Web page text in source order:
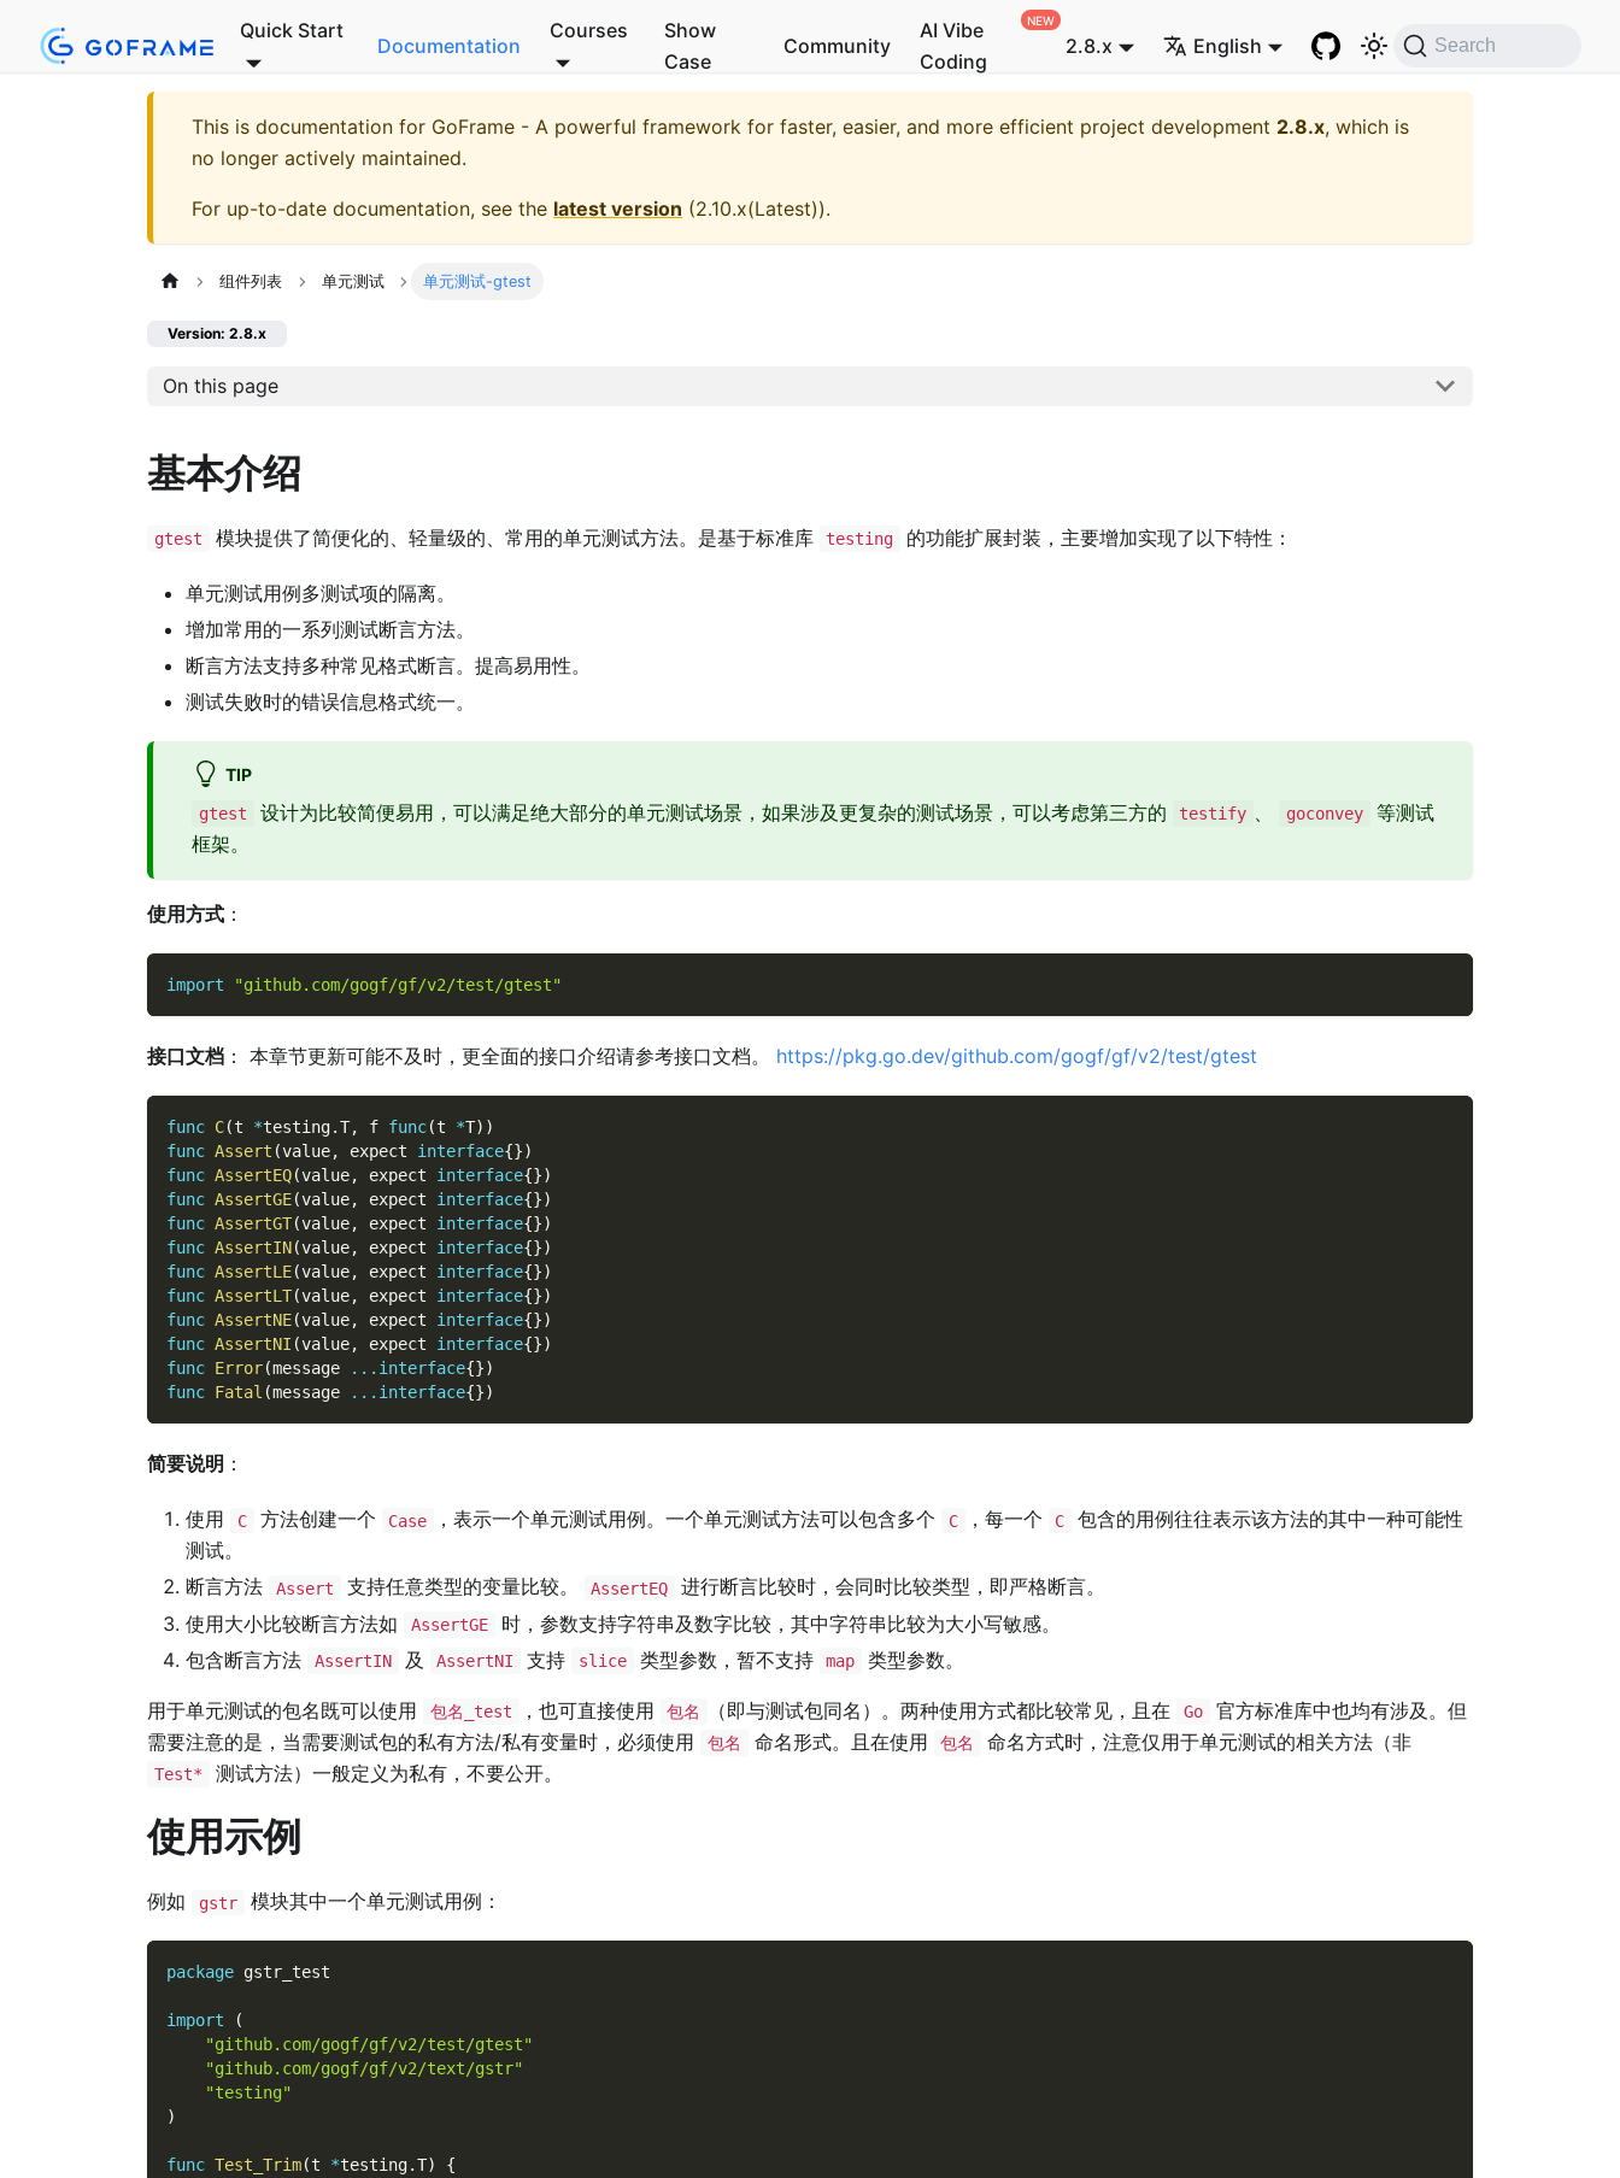
Quick Start
Documentation
Courses
Show
Case
Community
AI Vibe
Coding
2.8.x English Search
This is documentation for GoFrame - A powerful framework for faster, easier, and more efficient project development 2.8.x, which is
no longer actively maintained.
For up-to-date documentation, see the latest version (2.10.x(Latest)).
组件列表 单元测试 单元测试-gtest
Version: 2.8.x
On this page
基本介绍
gtest 模块提供了简便化的、轻量级的、常用的单元测试方法。是基于标准库 testing 的功能扩展封装，主要增加实现了以下特性：
单元测试用例多测试项的隔离。
增加常用的一系列测试断言方法。
断言方法支持多种常见格式断言。提高易用性。
测试失败时的错误信息格式统一。
TIP
gtest 设计为比较简便易用，可以满足绝大部分的单元测试场景，如果涉及更复杂的测试场景，可以考虑第三方的 testify 、 goconvey
等测试
框架。
使用方式 ：
import "github.com/gogf/gf/v2/test/gtest"
接口文档 ： 本章节更新可能不及时，更全面的接口介绍请参考接口文档。 https://pkg.go.dev/github.com/gogf/gf/v2/test/gtest
func C(t *testing.T, f func(t *T) )
func Assert (value, expect interface{})
func AssertEQ(value, expect interface{})
func AssertGE(value, expect interface{})
func AssertGT(value, expect interface{})
func AssertIN(value, expect interface{})
func AssertLE(value, expect interface{})
func AssertLT(value, expect interface{})
func AssertNE(value, expect interface{})
func AssertNI (value, expect interface{})
func Error(message ... interface{})
func Fatal (message ... interface{})
简要说明 ：
使用 C 方法创建一个 Case ，表示一个单元测试用例。一个单元测试方法可以包含多个 C ，每一个 C
包含的用例往往表示该方法的其中一种可能性
测试。
断言方法
Assert 支持任意类型的变量比较。 AssertEQ
进行断言比较时，会同时比较类型，即严格断言。
使用大小比较断言方法如
AssertGE
时，参数支持字符串及数字比较，其中字符串比较为大小写敏感。
包含断言方法
AssertIN 及 AssertNI 支持 slice 类型参数，暂不支持 map 类型参数。
用于单元测试的包名既可以使用 包名_test ，也可直接使用 包名 （即与测试包同名）。两种使用方式都比较常见，且在 Go
官方标准库中也均有涉及。但
需要注意的是，当需要测试包的私有方法/私有变量时，必须使用
包名 命名形式。且在使用 包名 命名方式时，注意仅用于单元测试的相关方法（非
Test* 测试方法）一般定义为私有，不要公开。
使用示例
例如 gstr 模块其中一个单元测试用例：
package gstr_test
import
(
"github.com/gogf/gf/v2/test/gtest"
"github.com/gogf/gf/v2/text/gstr"
"testing"
)
func Test_Trim(t *testing.T)
{